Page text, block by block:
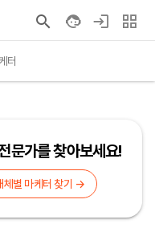
터
문가를 찾아보세요!
체별 마케터 찾기 →